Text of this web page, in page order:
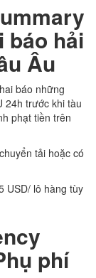
báo hải
Âu
báo những
24h trước khi tàu
phạt tiền trên
tải hoặc có
USD/ lô hàng tùy
phí